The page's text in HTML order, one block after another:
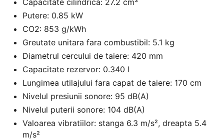
Putere: 0.85 kW
CO2: 853 g/kWh
Greutate unitara fara combustibil: 5.1 kg
Diametrul cercului de taiere: 420 mm
Capacitate rezervor: 0.340 l
Lungimea utilajului fara capat de taiere: 170 cm
Nivelul presiunii sonore: 95 dB(A)
Nivelul puterii sonore: 104 dB(A)
Valoarea vibratiilor: stanga 6.3 m/s², dreapta 5.4
m/s²